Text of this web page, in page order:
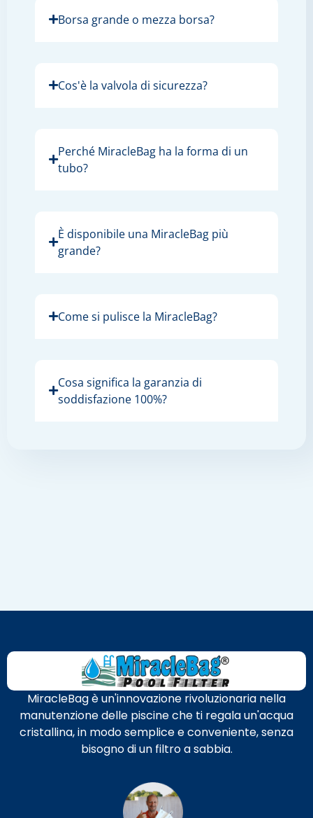
Borsa grande o mezza borsa?
Cos'è la valvola di sicurezza?
Perché MiracleBag ha la forma di un
tubo?
È disponibile una MiracleBag più
grande?
Come si pulisce la MiracleBag?
Cosa significa la garanzia di
soddisfazione 100%?
MiracleBag è un'innovazione rivoluzionaria nella
manutenzione delle piscine che ti regala un'acqua
cristallina, in modo semplice e conveniente, senza
bisogno di un filtro a sabbia.